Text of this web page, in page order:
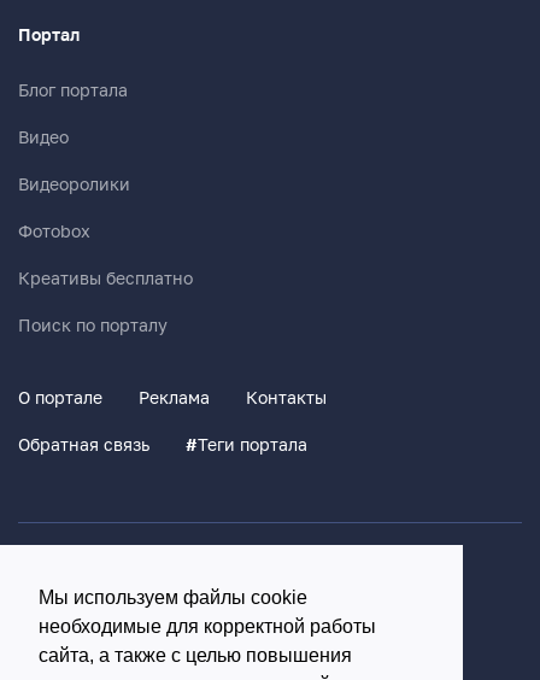
Мы используем файлы cookie
необходимые для корректной работы
сайта, а также с целью повышения
Портал
Блог портала
Видео
Видеоролики
Фотоbox
Креативы бесплатно
Поиск по порталу
О портале Реклама Контакты
Обратная связь #Теги портала
Согласие на обработку персональных данных
16+